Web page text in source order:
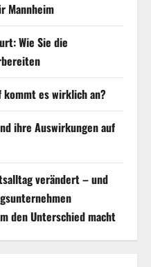
Mannheim
Wie Sie die
kommt es wirklich an?
ihre Auswirkungen auf
verändert – und
den Unterschied macht